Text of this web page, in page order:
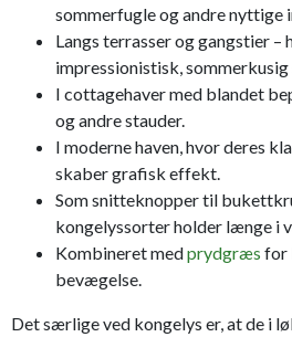
sommerfugle og andre nyttige
Langs terrasser og gangstier –
impressionistisk, sommerkusig
I cottagehaver med blandet
og andre stauder.
I moderne haven, hvor deres
skaber grafisk effekt.
Som snitteknopper til
kongelyssorter holder længe i
Kombineret medprydgræs for
bevægelse.
Det særlige ved kongelys er, at de i